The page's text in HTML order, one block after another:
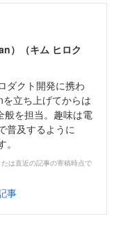
）（キム ヒロク
ダクト開発に携わ
立ち上げてからは
般を担当。趣味は電
普及するように
は直近の記事の寄稿時点で
事